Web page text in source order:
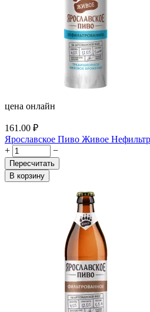
цена онлайн
161.00 ₽
Ярославское Пиво Живое
+
−
Пересчитать
В корзину